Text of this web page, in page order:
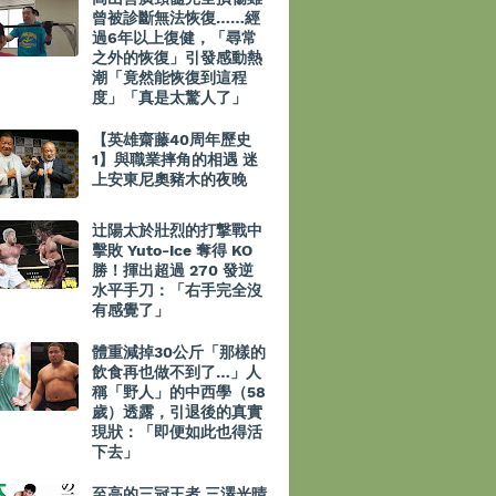
曾被診斷無法恢復……經
過6年以上復健，「尋常
之外的恢復」引發感動熱
潮「竟然能恢復到這程
度」「真是太驚人了」
【英雄齋藤40周年歷史
1】與職業摔角的相遇 迷
上安東尼奧豬木的夜晚
辻陽太於壯烈的打撃戰中
擊敗 Yuto-Ice 奪得 KO
勝！揮出超過 270 發逆
水平手刀：「右手完全沒
有感覺了」
體重減掉30公斤「那樣的
飲食再也做不到了…」人
稱「野人」的中西學（58
歲）透露，引退後的真實
現狀：「即便如此也得活
下去」